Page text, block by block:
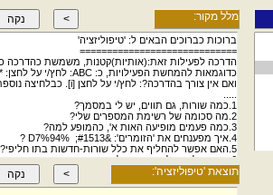
מלל מקור:
תוצאת 'טיפוליזציה':